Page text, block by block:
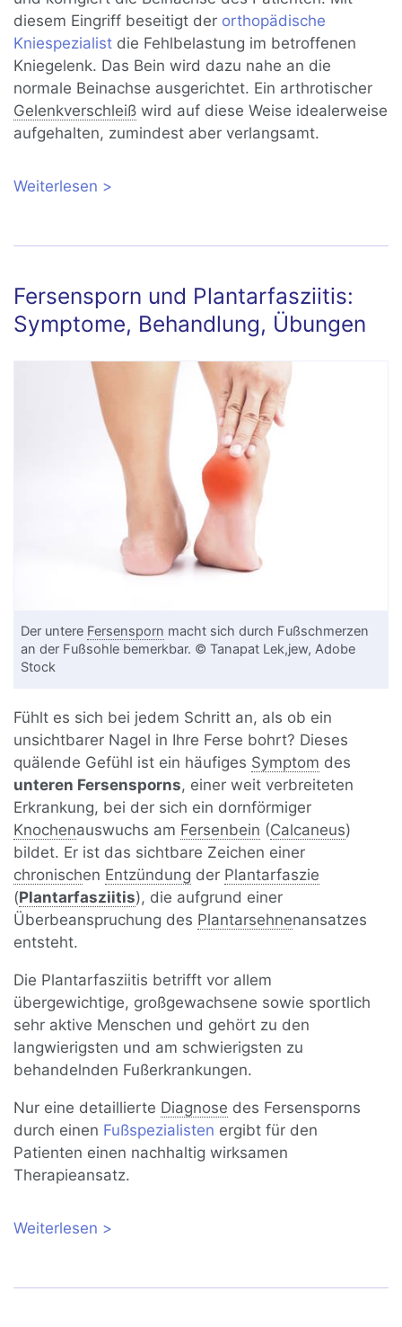
diesem Eingriff beseitigt der orthopädische
Kniespezialist die Fehlbelastung im betroffenen
Kniegelenk. Das Bein wird dazu nahe an die
normale Beinachse ausgerichtet. Ein arthrotischer
Gelenkverschleiß wird auf diese Weise idealerweise
aufgehalten, zumindest aber verlangsamt.
Weiterlesen über Achskorrektur des Kniegelenks:
Fersensporn und Plantarfasziitis:
Symptome, Behandlung, Übungen
Der untere Fersensporn macht sich durch Fußschmerzen
an der Fußsohle bemerkbar. © Tanapat Lek,jew, Adobe
Stock
Fühlt es sich bei jedem Schritt an, als ob ein
unsichtbarer Nagel in Ihre Ferse bohrt? Dieses
quälende Gefühl ist ein häufiges Symptom des
unteren Fersensporns, einer weit verbreiteten
Erkrankung, bei der sich ein dornförmiger
Knochenauswuchs am Fersenbein (Calcaneus)
bildet. Er ist das sichtbare Zeichen einer
chronischen Entzündung der Plantarfaszie
(Plantarfasziitis), die aufgrund einer
Überbeanspruchung des Plantarsehnenansatzes
entsteht.
Die Plantarfasziitis betrifft vor allem
übergewichtige, großgewachsene sowie sportlich
sehr aktive Menschen und gehört zu den
langwierigsten und am schwierigsten zu
behandelnden Fußerkrankungen.
Nur eine detaillierte Diagnose des Fersensporns
durch einen Fußspezialisten ergibt für den
Patienten einen nachhaltig wirksamen
Therapieansatz.
Weiterlesen über Fersensporn und Plantarfasziitis: